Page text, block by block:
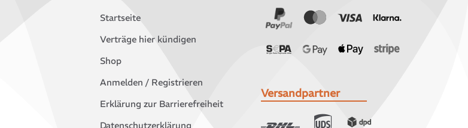
Startseite
Verträge hier kündigen
Shop
Anmelden / Registrieren
Erklärung zur Barrierefreiheit
Datenschutzerklärung
Versandpartner